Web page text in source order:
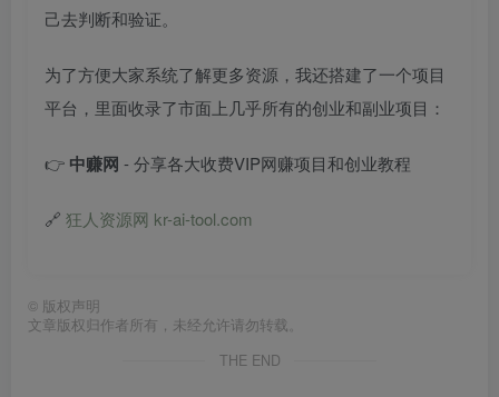
己去判断和验证。
为了方便大家系统了解更多资源，我还搭建了一个项目
平台，里面收录了市面上几乎所有的创业和副业项目：
👉 中赚网 - 分享各大收费VIP网赚项目和创业教程
🔗 狂人资源网 kr-ai-tool.com
© 版权声明
文章版权归作者所有，未经允许请勿转载。
THE END